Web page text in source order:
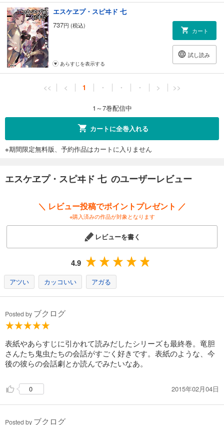
エスケヱプ・スピヰド 七
737円 (税込)
カート
試し読み
あらすじを表示する
<< < 1 ・ ・ ・ > >>
1～7巻配信中
カートに全巻入れる
※期間限定無料版、予約作品はカートに入りません
エスケヱプ・スピヰド 七 のユーザーレビュー
＼ レビュー投稿でポイントプレゼント ／
※購入済みの作品が対象となります
レビューを書く
4.9
アツい カッコいい アガる
Posted by ブクログ
表紙やあらすじに引かれて読みだしたシリーズも最終巻。竜胆
さんたち鬼虫たちの会話がすごく好きです。表紙のような、今
後の彼らの会話劇とか読んでみたいなあ。
0 2015年02月04日
Posted by ブクログ